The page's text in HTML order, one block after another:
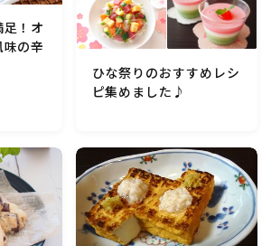
料理
ん・そうめん・春雨など)
げ・納豆・豆類・豆製品料理
・いわし・ホタテ貝柱・コーン
！オ
の辛
ひな祭りのおすすめレシ
ピ集めました♪